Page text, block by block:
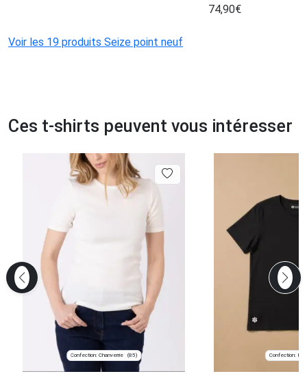
74,90€
Voir les 19 produits Seize point neuf
Ces t-shirts peuvent vous intéresser
Confection: Chanverrie (85) Confection: